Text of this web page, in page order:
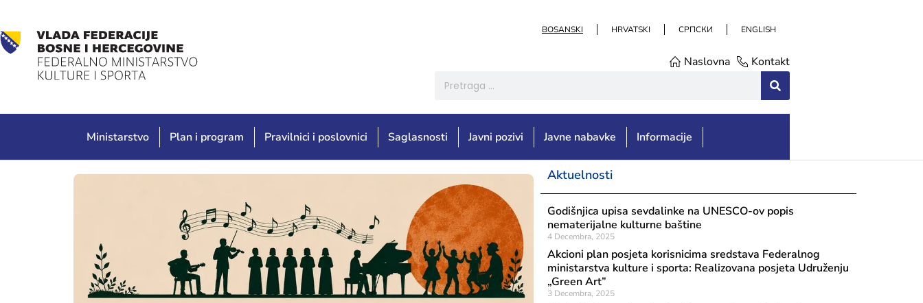
BOSANSKI HRVATSKI СРПСКИ ENGLISH
Naslovna Kontakt
Ministarstvo Plan i program Pravilnici i poslovnici Saglasnosti Javni pozivi Javne nabavke Informacije
Aktuelnosti
Godišnjica upisa sevdalinke na UNESCO-ov popis
nematerijalne kulturne baštine
4 Decembra, 2025
Akcioni plan posjeta korisnicima sredstava Federalnog
ministarstva kulture i sporta: Realizovana posjeta Udruženju
„Green Art”
3 Decembra, 2025